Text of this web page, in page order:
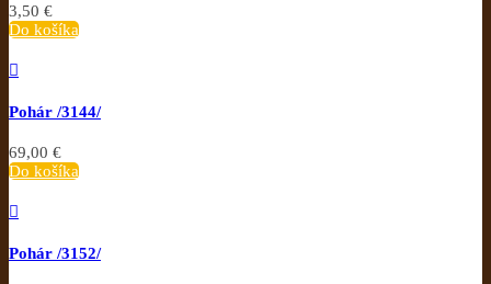
3,50 €
Do košíka

Pohár /3144/
69,00 €
Do košíka

Pohár /3152/